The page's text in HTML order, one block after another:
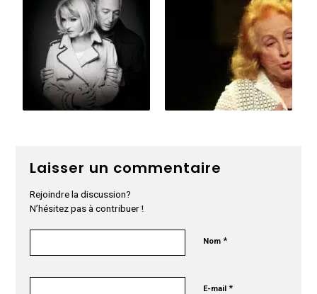
Laisser un commentaire
Rejoindre la discussion?
N’hésitez pas à contribuer !
Nom*
E-mail*